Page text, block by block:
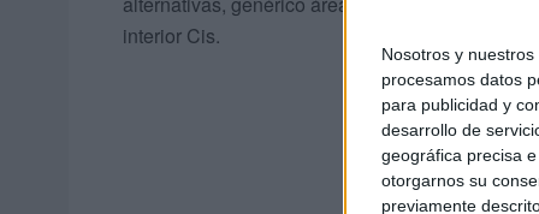
Nosotros y nuestros
procesamos datos
para publicidad y
desarrollo de
geográfica precisa
otorgarnos su
previamente
interior Cis.